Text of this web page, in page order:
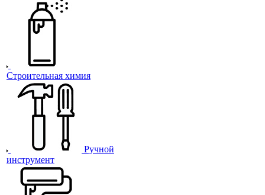
Строительная химия
Ручной
инструмент